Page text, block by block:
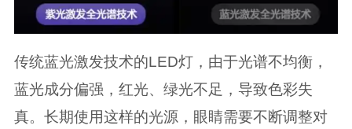
传统蓝光激发技术的LED灯，由于光谱不均衡，
蓝光成分偏强，红光、绿光不足，导致色彩失
真。长期使用这样的光源，眼睛需要不断调整对